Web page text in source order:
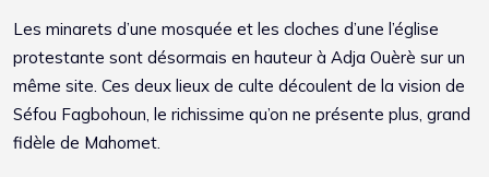
Les minarets d’une mosquée et les cloches d’une l’église
protestante sont désormais en hauteur à Adja Ouèrè sur un
même site. Ces deux lieux de culte découlent de la vision de
Séfou Fagbohoun, le richissime qu’on ne présente plus, grand
fidèle de Mahomet.